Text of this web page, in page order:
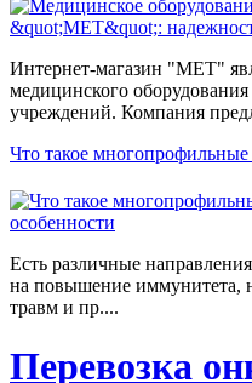
Интернет-магазин "МЕТ"
медицинского
учреждений. Компания
Что такое
Есть различные
на повышение иммунитета,
травм и пр....
Перевозка